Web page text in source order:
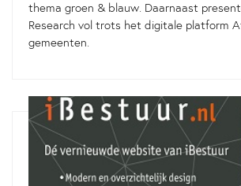
thema groen & blauw. Daarnaast
Research vol trots het digitale platform
gemeenten.